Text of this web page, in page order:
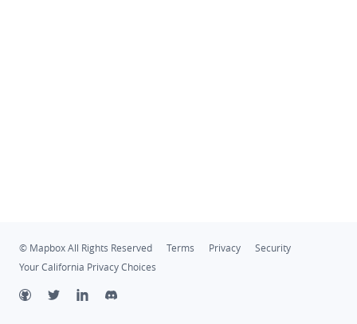
© Mapbox All Rights Reserved Terms Privacy
Security
Your California Privacy Choices